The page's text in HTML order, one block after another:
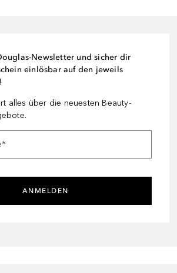
Newsletter und sicher dir
einlösbar auf den jeweils
alles über die neuesten Beauty-
*
ANMELDEN